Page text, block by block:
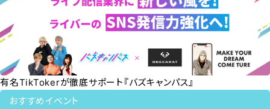
有名TikTokerが徹底サポート『バズキャンパス』
おすすめイベント